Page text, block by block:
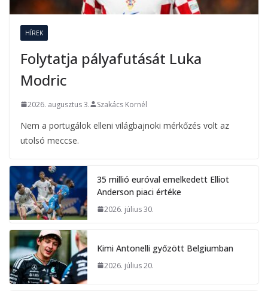
HÍREK
Folytatja pályafutását Luka
Modric
2026. augusztus 3. Szakács Kornél
Nem a portugálok elleni világbajnoki mérkőzés volt az
utolsó meccse.
35 millió euróval emelkedett Elliot
Anderson piaci értéke
2026. július 30.
Kimi Antonelli győzött Belgiumban
2026. július 20.